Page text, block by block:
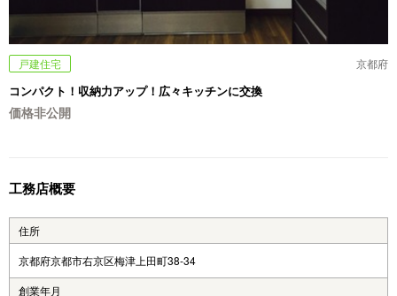
戸建住宅 京都府
コンパクト！収納力アップ！広々キッチンに交換
価格非公開
工務店概要
住所
京都府京都市右京区梅津上田町38-34
創業年月